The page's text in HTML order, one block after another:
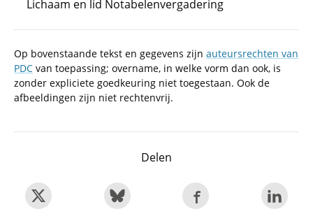
Lichaam en lid Notabelenvergadering
Op bovenstaande tekst en gegevens zijn auteursrechten van
PDC van toepassing; overname, in welke vorm dan ook, is
zonder expliciete goedkeuring niet toegestaan. Ook de
afbeeldingen zijn niet rechtenvrij.
Delen